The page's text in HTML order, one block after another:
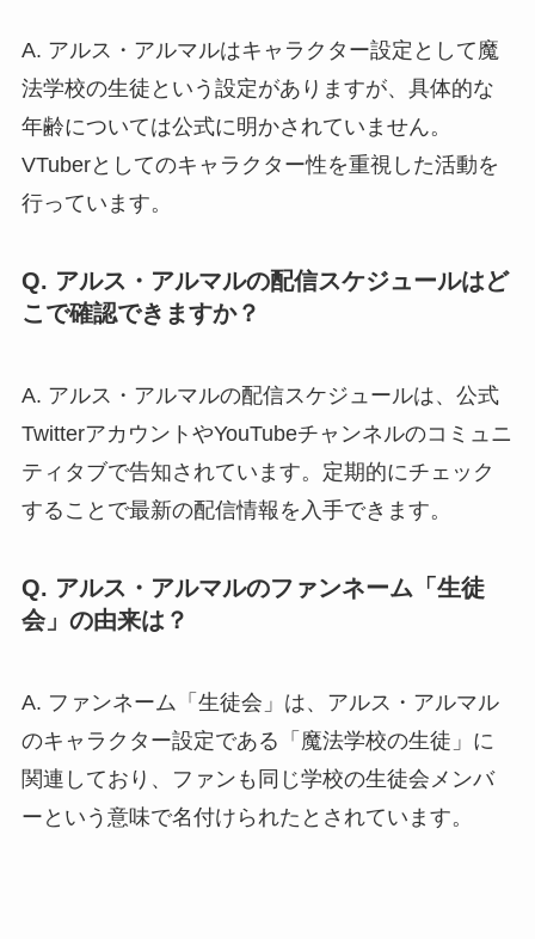
A. アルス・アルマルはキャラクター設定として魔
法学校の生徒という設定がありますが、具体的な
年齢については公式に明かされていません。
VTuberとしてのキャラクター性を重視した活動を
行っています。
Q. アルス・アルマルの配信スケジュールはど
こで確認できますか？
A. アルス・アルマルの配信スケジュールは、公式
TwitterアカウントやYouTubeチャンネルのコミュニ
ティタブで告知されています。定期的にチェック
することで最新の配信情報を入手できます。
Q. アルス・アルマルのファンネーム「生徒
会」の由来は？
A. ファンネーム「生徒会」は、アルス・アルマル
のキャラクター設定である「魔法学校の生徒」に
関連しており、ファンも同じ学校の生徒会メンバ
ーという意味で名付けられたとされています。